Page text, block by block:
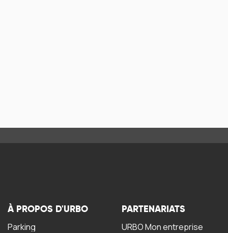
À PROPOS D'URBO
Parking
PARTENARIATS
URBO Mon entreprise